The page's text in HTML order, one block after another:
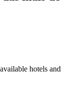
hotels and